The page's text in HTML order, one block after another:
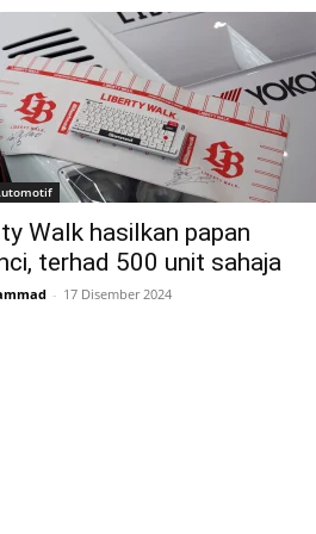
Walk hasilkan papan
terhad 500 unit sahaja
- 17 Disember 2024